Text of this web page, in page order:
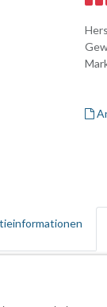
Code 39,